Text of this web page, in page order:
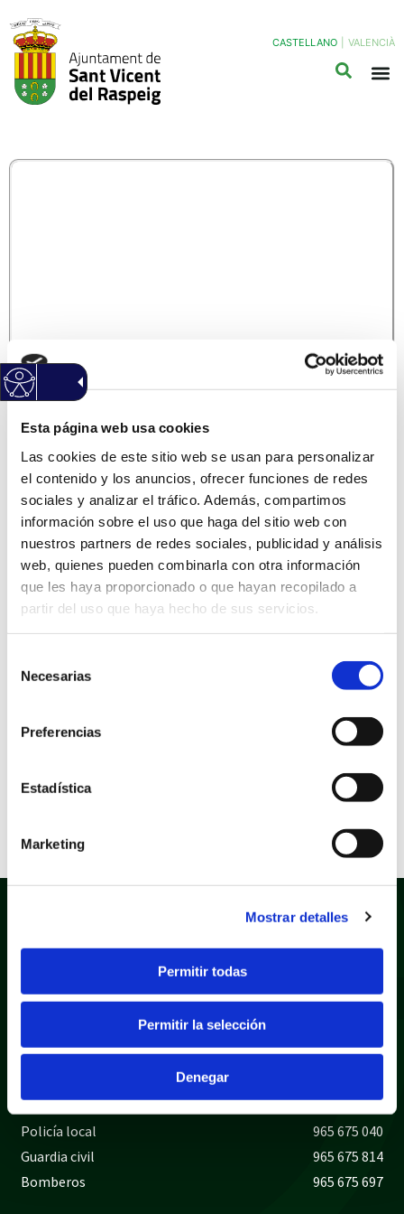
Esta página web usa cookies
Las cookies de este sitio web se usan para personalizar
el contenido y los anuncios, ofrecer funciones de redes
sociales y analizar el tráfico. Además, compartimos
información sobre el uso que haga del sitio web con
nuestros partners de redes sociales, publicidad y análisis
web, quienes pueden combinarla con otra información
que les haya proporcionado o que hayan recopilado a
partir del uso que haya hecho de sus servicios.
Necesarias
Preferencias
Estadística
Marketing
Mostrar detalles
Permitir todas
Permitir la selección
Denegar
CASTELLANO VALENCIÀ
CUENTA JUSTIFICATIVA
(Haz clic Aqui para descargar el modelo normalizado)
Información General
Código: CUL03C
Versión: 1
Ámbitos: Servicios relacionados con la ciudadanía.,
Servicios relacionados con las asociaciones.
Área: Cultura
Idioma: Castellano
Información sobre la aprobación
Expediente de aprobación: 1040520R
Decreto de aprobación: 3195
Fecha de aprobación: 28/06/2022
Tipo de firma: Certificado electrónico, Firma manual
Estado de elaboración: Original, Copia electrónica
Origen: Ciudadano
Versión NTI: N11
Nombre formal: pdf
Tipo: Uso generalizo
Política de privacidad
Aviso legal
Política de cookies
Mapa web
Teléfonos de interés
Policía local
965 675 040
Guardia civil
965 675 814
Bomberos
965 675 697